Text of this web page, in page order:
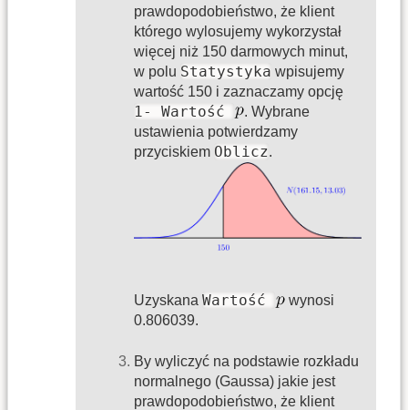
prawdopodobieństwo, że klient
którego wylosujemy wykorzystał
więcej niż 150 darmowych minut,
w polu Statystyka wpisujemy
wartość 150 i zaznaczamy opcję
1- Wartość
. Wybrane
ustawienia potwierdzamy
przyciskiem Oblicz.
UzyskanaWartość
wynosi
0.806039.
By wyliczyć na podstawie rozkładu
normalnego (Gaussa) jakie jest
prawdopodobieństwo, że klient